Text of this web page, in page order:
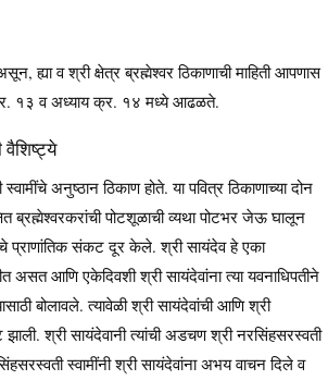
ह्या व श्री क्षेत्र ब्रह्मेश्वर ठिकाणाची माहिती आपणास
१३ व अध्याय क्र. १४ मध्ये आढळते.
वैशिष्ट्ये
अनुष्ठान ठिकाण होते. या पवित्र ठिकाणाच्या दोन
ब्रह्मेश्वरकरांची पोटशूळाची व्यथा पोटभर जेऊ घालून
प्राणांतिक संकट दूर केले. श्री सायंदेव हे एका
असत आणि एकेदिवशी श्री सायंदेवांना त्या यवनाधिपतीने
बोलावले. त्यावेळी श्री सायंदेवांची आणि श्री
झाली. श्री सायंदेवानी त्यांची अडचण श्री नरसिंहसरस्वती
स्वामींनी श्री सायंदेवांना अभय वाचन दिले व